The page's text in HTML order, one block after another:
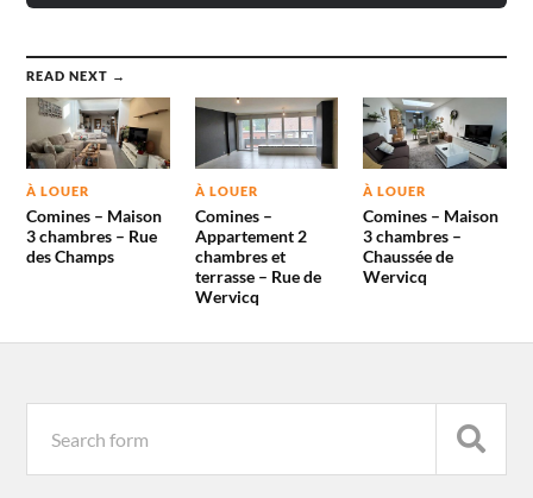
READ NEXT →
À LOUER
Comines – Maison
3 chambres – Rue
des Champs
À LOUER
Comines –
Appartement 2
chambres et
terrasse – Rue de
Wervicq
À LOUER
Comines – Maison
3 chambres –
Chaussée de
Wervicq